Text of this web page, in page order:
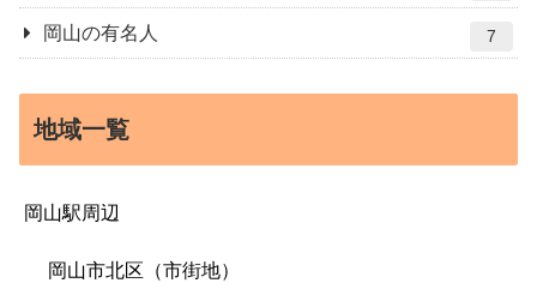
岡山の有名人 7
地域一覧
岡山駅周辺
岡山市北区（市街地）